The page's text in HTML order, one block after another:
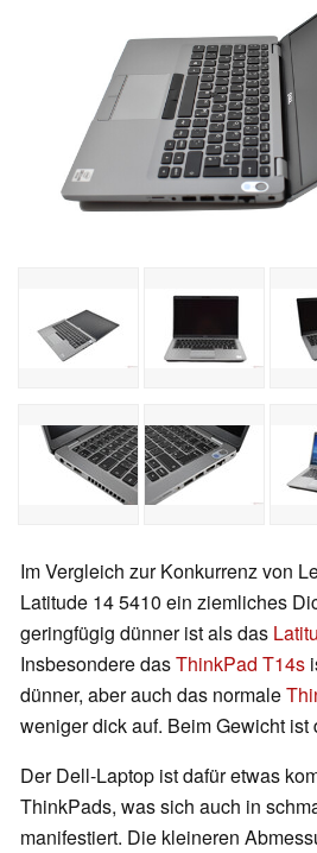
Im Vergleich zur Konkurrenz von
Latitude 14 5410 ein ziemliches
geringfügig dünner ist als das
Insbesondere dasThinkPad T14s
dünner, aber auch das normale
weniger dick auf. Beim Gewicht
Der Dell-Laptop ist dafür etwas
ThinkPads, was sich auch in
manifestiert. Die kleineren